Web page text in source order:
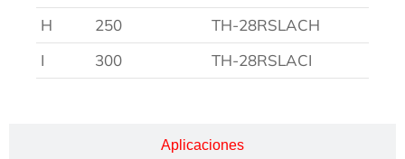
Aplicaciones
H
250
TH-28RSLACH
I
300 TH-28RSLACI